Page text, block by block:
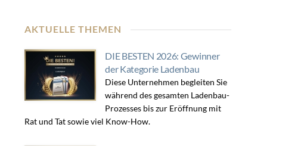
AKTUELLE THEMEN
DIE BESTEN 2026: Gewinner
der Kategorie Ladenbau
Diese Unternehmen begleiten Sie
während des gesamten Ladenbau-
Prozesses bis zur Eröffnung mit
Rat und Tat sowie viel Know-How.